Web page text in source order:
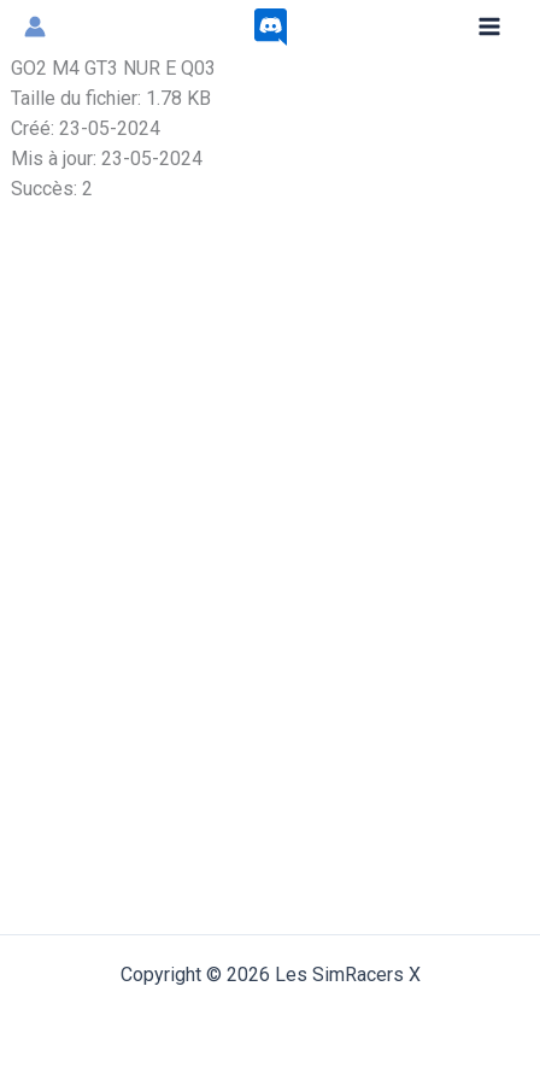
Aller
contenu
GO2 M4 GT3 NUR E Q03
Taille du fichier: 1.78 KB
Créé: 23-05-2024
Mis à jour: 23-05-2024
Succès: 2
Copyright © 2026 Les SimRacers X